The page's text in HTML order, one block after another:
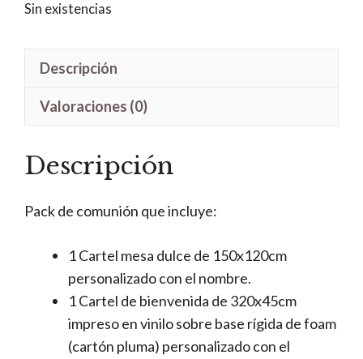
Sin existencias
Descripción
Valoraciones (0)
Descripción
Pack de comunión que incluye:
1 Cartel mesa dulce de 150x120cm
personalizado con el nombre.
1 Cartel de bienvenida de 320x45cm
impreso en vinilo sobre base rígida de foam
(cartón pluma) personalizado con el